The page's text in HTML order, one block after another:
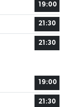
19:00
21:30
21:30
19:00
21:30